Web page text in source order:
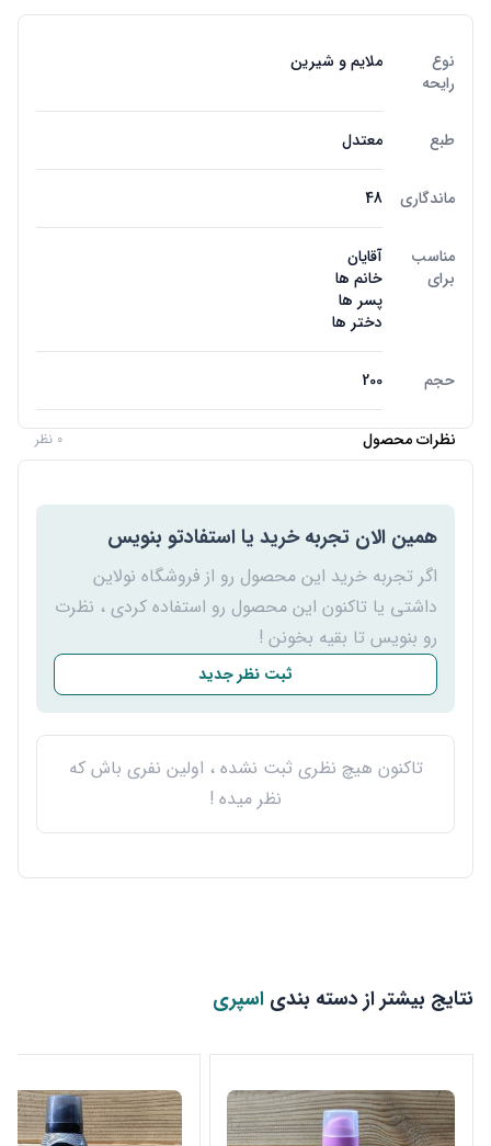
نوع
رایحه
ملایم و شیرین
طبع معتدل
ماندگاری 48
مناسب
برای
آقایان
خانم ها
پسر ها
دختر ها
حجم 200
نظرات محصول 0 نظر
همین الان تجربه خرید یا استفادتو بنویس
اگر تجربه خرید این محصول رو از فروشگاه نولاین
داشتی یا تاکنون این محصول رو استفاده کردی ، نظرت
رو بنویس تا بقیه بخونن !
ثبت نظر جدید
تاکنون هیچ نظری ثبت نشده ، اولین نفری باش که
نظر میده !
نتایج بیشتر از دسته بندی اسپری